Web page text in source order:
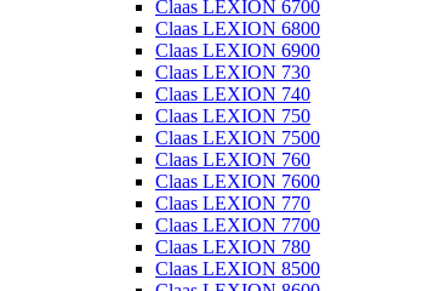
Claas LEXION 6700
Claas LEXION 6800
Claas LEXION 6900
Claas LEXION 730
Claas LEXION 740
Claas LEXION 750
Claas LEXION 7500
Claas LEXION 760
Claas LEXION 7600
Claas LEXION 770
Claas LEXION 7700
Claas LEXION 780
Claas LEXION 8500